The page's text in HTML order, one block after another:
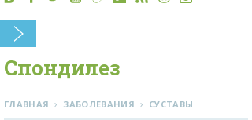
Спондилез
ГЛАВНАЯ › ЗАБОЛЕВАНИЯ › СУСТАВЫ